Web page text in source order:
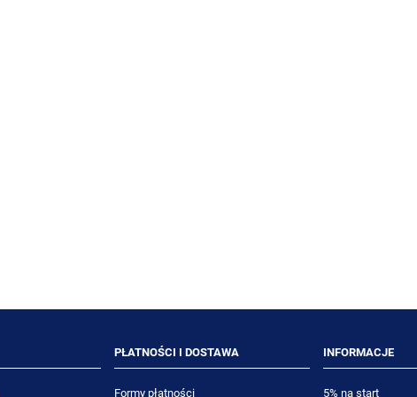
PŁATNOŚCI I DOSTAWA
Formy płatności
INFORMACJE
5% na start